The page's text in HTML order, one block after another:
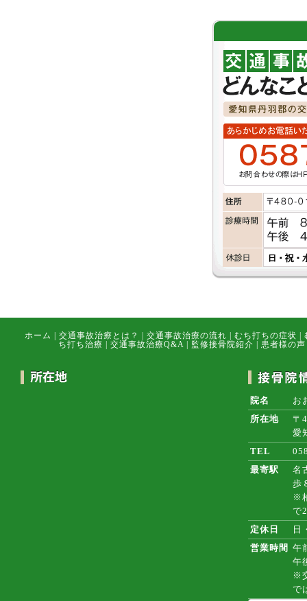
ホーム 交通事故治療とは？ 交通事故治療の流れ むち打ちの症状
ち打ち治療
交通事故治療Q&A 監修接骨院紹介 患者様の声
院名
お
所在地
〒
愛
TEL
最寄駅
名
歩
※
で
定休日
日
営業時間 午
午
※
で